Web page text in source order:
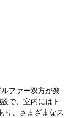
ファー双方が楽
で、室内にはト
り、さまざまなス